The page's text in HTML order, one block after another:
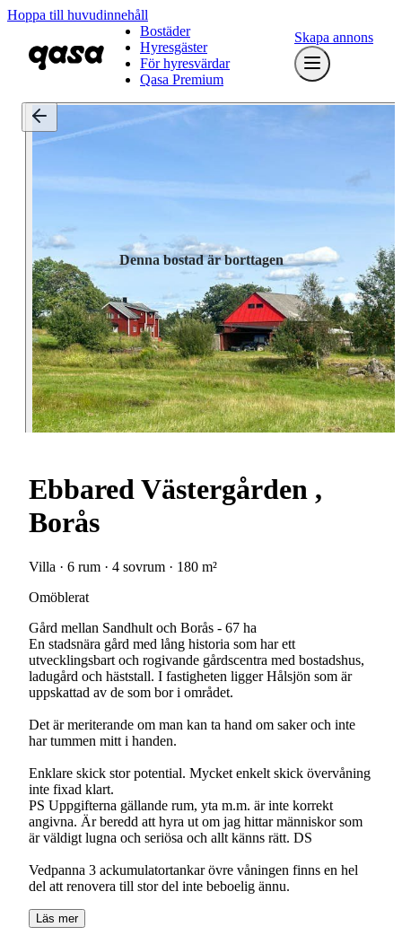
Hoppa till huvudinnehåll
Bostäder
Hyresgäster
För hyresvärdar
Qasa Premium
Skapa annons
Denna bostad är borttagen
Ebbared Västergården ,
Borås
Villa · 6 rum · 4 sovrum · 180 m²
Omöblerat
Gård mellan Sandhult och Borås - 67 ha
En stadsnära gård med lång historia som har ett
utvecklingsbart och rogivande gårdscentra med bostadshus,
ladugård och häststall. I fastigheten ligger Hålsjön som är
uppskattad av de som bor i området.
Det är meriterande om man kan ta hand om saker och inte
har tummen mitt i handen.
Enklare skick stor potential. Mycket enkelt skick övervåning
inte fixad klart.
PS Uppgifterna gällande rum, yta m.m. är inte korrekt
angivna. Är beredd att hyra ut om jag hittar människor som
är väldigt lugna och seriösa och allt känns rätt. DS
Vedpanna 3 ackumulatortankar övre våningen finns en hel
del att renovera till stor del inte beboelig ännu.
Läs mer